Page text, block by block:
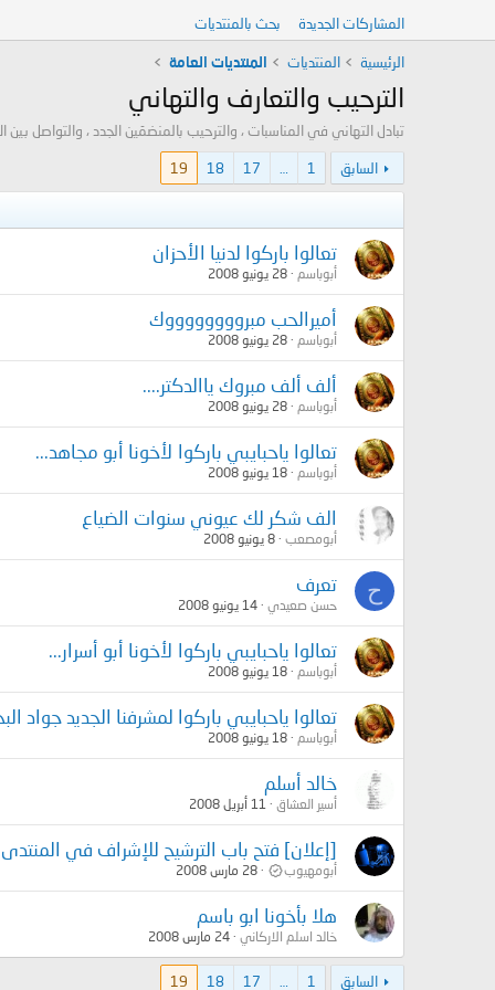
المشاركات الجديدة بحث بالمنتديات
الرئيسية المنتديات المنتديات العامة
الترحيب والتعارف والتهاني
تبادل التهاني في المناسبات ، والترحيب بالمنضمّين الجدد ، والتواصل بين
السابق 1
17
18
19
تعالوا باركوا لدنيا الأحزان
أبوباسم 28 يونيو 2008
أميرالحب مبرووووووووك
أبوباسم 28 يونيو 2008
ألف ألف مبروك ياالدكتر....
أبوباسم 28 يونيو 2008
تعالوا ياحبايبي باركوا لأخونا أبو مجاهد...
أبوباسم 18 يونيو 2008
الف شكر لك عيوني سنوات الضياع
أبومصعب 8 يونيو 2008
ح تعرف
حسن صعيدي 14 يونيو 2008
تعالوا ياحبايبي باركوا لأخونا أبو أسرار...
أبوباسم 18 يونيو 2008
تعالوا ياحبايبي باركوا لمشرفنا الجديد جواد
أبوباسم 18 يونيو 2008
خالد أسلم
أسير العشاق 11 أبريل 2008
[إعلان] فتح باب الترشيح للإشراف في المنتدى
أبومهيوب 28 مارس 2008
هلا بأخونا ابو باسم
خالد اسلم الاركاني 24 مارس 2008
السابق 1
17
18
19